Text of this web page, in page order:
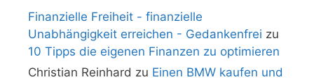
Finanzielle Freiheit - finanzielle
Unabhängigkeit erreichen - Gedankenfrei zu
10 Tipps die eigenen Finanzen zu optimieren
Christian Reinhard zu Einen BMW kaufen und